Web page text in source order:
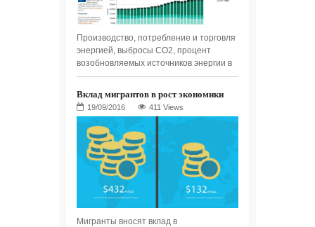
Производство, потребление и торговля
энергией, выбросы СО2, процент
возобновляемых источников энергии в
Вклад мигрантов в рост экономики
411 Views
Мигранты вносят вклад в